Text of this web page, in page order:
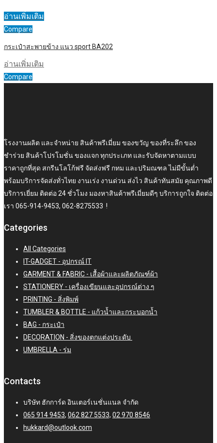
อ่านเพิ่มเติม
Compare
กระเป๋าสะพายข้าง แนว sport BA202
อ่านเพิ่มเติม
Compare
โรงงานผลิต และจำหน่าย สินค้าพรีเมี่ยม ของขวัญ ของที่ระลึก ของ
ชำร่วย สินค้าโปรโมชั่น ของแจก ทุกประเภท และรับจัดหาตามแบบ
ราคาถูกที่สุด สกรีนโลโก้ฟรี จัดส่งฟรี กทม และปริมณฑล ไม่มีขั้นต่ำ
พร้อมบริการจัดส่งทั่วไทย งานเร่ง งานด่วน ส่งไว สินค้าทันสมัย คุณภาพดี
บริการเยี่ยม ติดต่อ 24 ชั่วโมง มองหาสินค้าพรีเมี่ยมดีๆ บริการถูกใจ ติดต่อ
เรา 065-914-9453, 062-8275533 !
Categories
All Categories
IT-GADGET - อุปกรณ์ IT
GARMENT & FABRIC - เสื้อผ้าและผลิตภัณฑ์ผ้า
STATIONERY - เครื่องเขียนและอุปกรณ์ต่าง ๆ
PRINTING - สิ่งพิมพ์
TUMBLER & BOTTLE - แก้วน้ำและกระบอกน้ำ
BAG - กระเป๋า
DECORATION - สิ่งของตกแต่งประดับ
UMBRELLA - ร่ม
Contacts
บริษัท ฮักการ์ด อินเตอร์เนชั่นแนล จำกัด
065 914 9453, 062 827 5533, 02 970 8546
hukkard@outlook.com